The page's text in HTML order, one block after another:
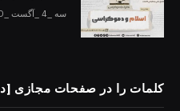
سه _4 _آگست _2026AH 4-8-2026AD
کلمات را در صفحات مجازی